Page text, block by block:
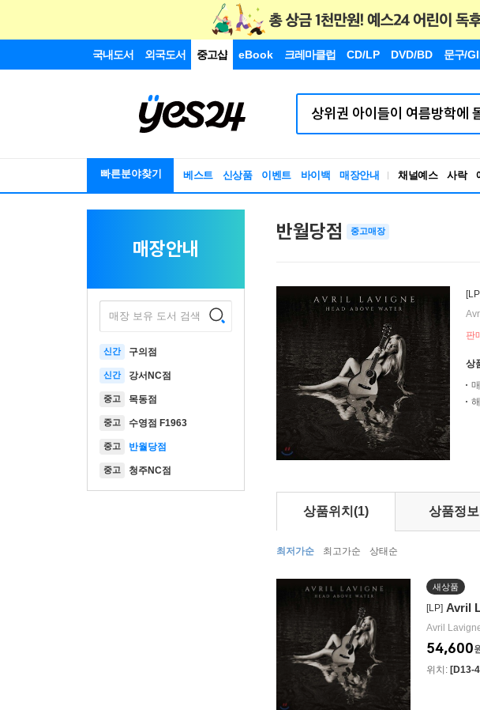
국내도서 외국도서 중고샵 eBook 크레마클럽 CD/LP DVD/BD 문구/
빠른분야찾기 베스트 신상품 이벤트 바이백 매장안내 채널예스 사락
매장안내
매장 보유 도서 검색
신간 구의점
신간 강서NC점
중고 목동점
중고 수영점 F1963
중고 반월당점
중고 청주NC점
반월당점 중고매장
판
상
상품위치 (1) 상품정보
최저가순 최고가순 상태순
새상품
[LP] Avril
Avril
54,600
위치: [D13-